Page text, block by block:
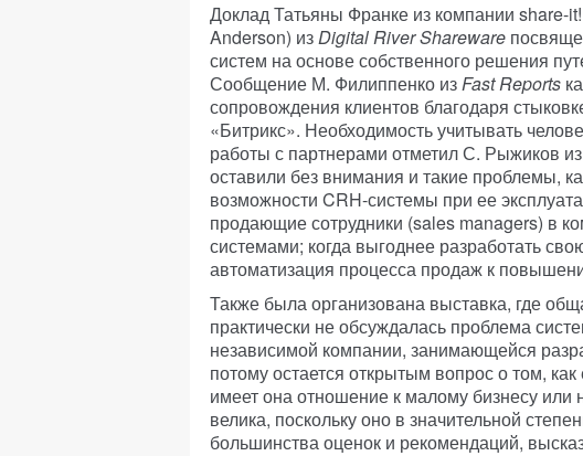
Доклад Татьяны Франке из компании share-
Anderson) изDigital River Shareware
систем на основе собственного решения
Сообщение М. Филиппенко изFast Reports
сопровождения клиентов благодаря
«Битрикс». Необходимость учитывать
работы с партнерами отметил С. Рыжиков из
оставили без внимания и такие проблемы,
возможности CRH-системы при ее
продающие сотрудники (sales managers) в
системами; когда выгоднее разработать
автоматизация процесса продаж к
Также была организована выставка, где
практически не обсуждалась проблема
независимой компании, занимающейся
потому остается открытым вопрос о том,
имеет она отношение к малому бизнесу или
велика, поскольку оно в значительной
большинства оценок и рекомендаций,